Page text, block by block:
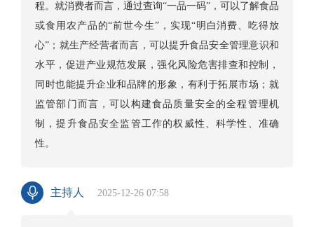
程。就消费者而言，通过查询“一品一码”，可以了解食品
或食用农产品的“前世今生”，实现“明白消费、吃得放
心”；就生产经营者而言，可以提升食品安全管理意识和
水平，促进产业规范发展，强化风险危害排查和控制，
同时也能提升企业和品牌的形象，有利于拓展市场；就
监管部门而言，可以构建食品质量安全的全程管理机
制，提升食品安全监管工作的权威性、科学性、准确
性。
主持人 2025-12-26 07:58